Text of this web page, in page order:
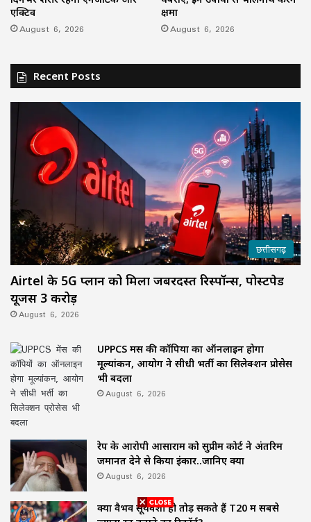
एक्टिव
August 6, 2026
क्षमा
August 6, 2026
Recent Posts
छत्तीसगढ़
Airtel के 5G प्लान को मिला जबरदस्त रिस्पॉन्स, पोस्टपेड
यूजर्स 3 करोड़
August 6, 2026
UPPCS मेंस की कॉपियों का ऑनलाइन होगा
मूल्यांकन, आयोग ने सीधी भर्ती का सिलेक्शन प्रोसेस
भी बदला
August 6, 2026
रेप के आरोपी आसाराम को सुप्रीम कोर्ट ने अंतरिम
जमानत देने से किया इंकार..जानिए क्यों
August 6, 2026
क्यों वैभव सूर्यवंशी ही तोड़ सकते हैं T20 में सबसे